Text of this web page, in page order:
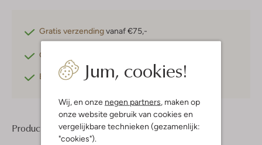
Jum, cookies!
Wij, en onze negen partners , maken op
onze website gebruik van cookies en
vergelijkbare technieken (gezamenlijk:
"cookies").
Gratis verzendingvanaf €75,-
Gratis retourneren
Betaal achterafmet Klarna
Product informatie